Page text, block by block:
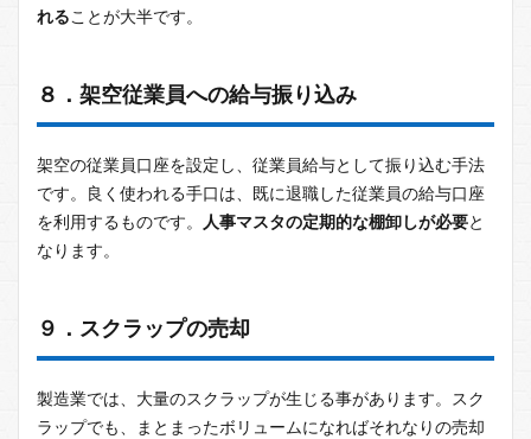
れることが大半です。
８．架空従業員への給与振り込み
架空の従業員口座を設定し、従業員給与として振り込む手法
です。良く使われる手口は、既に退職した従業員の給与口座
を利用するものです。
人事マスタの定期的な棚卸しが必要と
なります。
９．スクラップの売却
製造業では、大量のスクラップが生じる事があります。スク
ラップでも、まとまったボリュームになればそれなりの売却